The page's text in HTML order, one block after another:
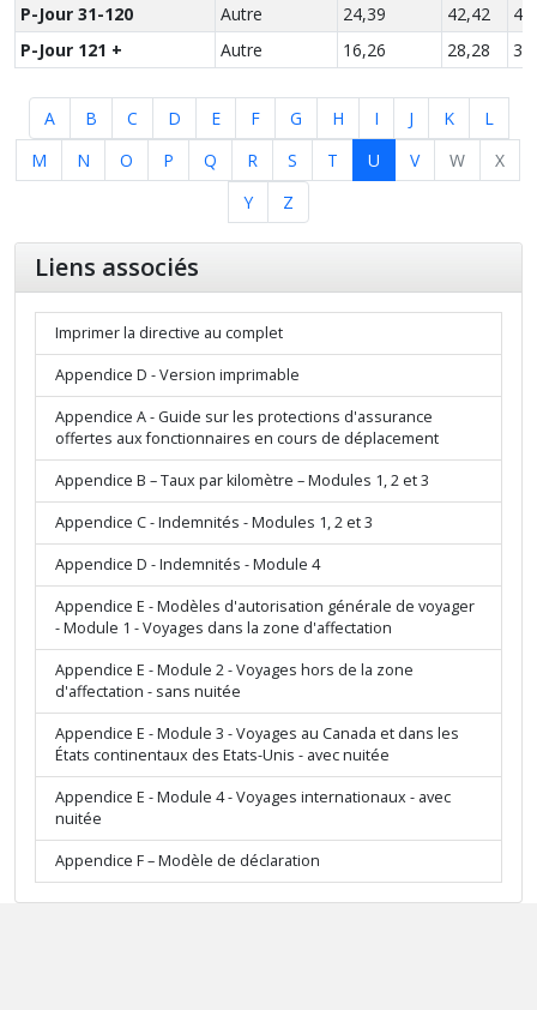
P-Jour 31-120
Autre 24,39 42,42
P-Jour 121 +
Autre 16,26 28,28
A B C D E F G H I J K
L
M
N O P Q R S T U V W
X
Y
Z
Liens associés
Imprimer la directive au complet
Appendice D - Version imprimable
Appendice A - Guide sur les protections d'assurance
offertes aux fonctionnaires en cours de déplacement
Appendice B – Taux par kilomètre – Modules 1, 2 et 3
Appendice C - Indemnités - Modules 1, 2 et 3
Appendice D - Indemnités - Module 4
Appendice E - Modèles d'autorisation générale de voyager
- Module 1 - Voyages dans la zone d'affectation
Appendice E - Module 2 - Voyages hors de la zone
d'affectation - sans nuitée
Appendice E - Module 3 - Voyages au Canada et dans les
États continentaux des Etats-Unis - avec nuitée
Appendice E - Module 4 - Voyages internationaux - avec
nuitée
Appendice F – Modèle de déclaration